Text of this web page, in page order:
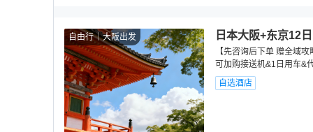
自由行 大阪出发 日本大阪+东京12
【先咨询后下单 赠全域
可加购接送机&1日用车&
自选酒店